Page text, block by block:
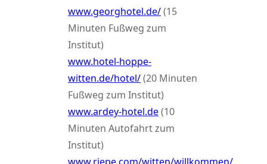
www.georghotel.de/(15
Minuten Fußweg zum
Institut)
www.hotel-hoppe-
witten.de/hotel/(20 Minuten
Fußweg zum Institut)
www.ardey-hotel.de(10
Minuten Autofahrt zum
Institut)